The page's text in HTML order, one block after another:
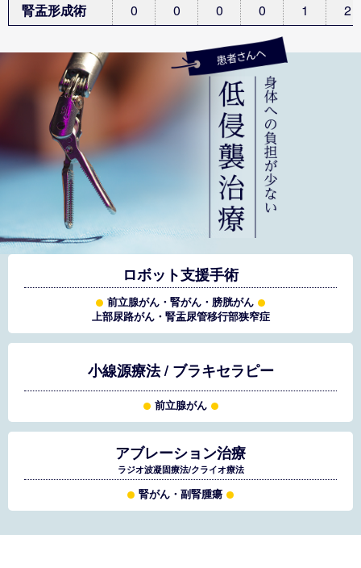
腎盂形成術
0 0 0 0 1 2
ロボット支援手術
前立腺がん・腎がん・膀胱がん
上部尿路がん・腎盂尿管移行部狭窄症
小線源療法 / ブラキセラピー
前立腺がん
アブレーション治療
ラジオ波凝固療法/クライオ療法
腎がん・副腎腫瘍